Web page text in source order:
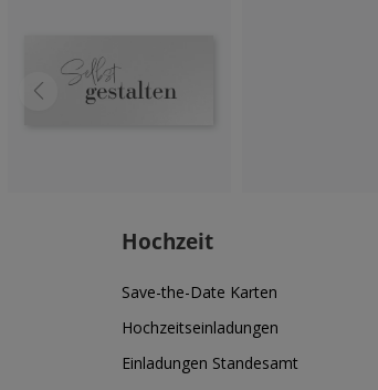
Hochzeit
Save-the-Date Karten
Hochzeitseinladungen
Einladungen Standesamt